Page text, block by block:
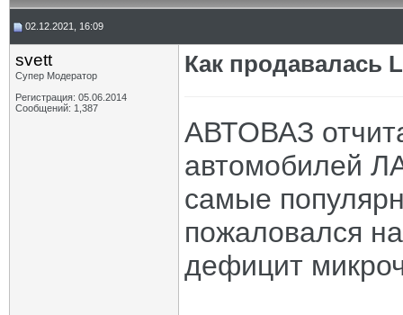
02.12.2021, 16:09
svett
Супер Модератор
Регистрация: 05.06.2014
Сообщений: 1,387
Как продавалась
АВТОВАЗ
автомобилей
самые
пожаловался
дефицит